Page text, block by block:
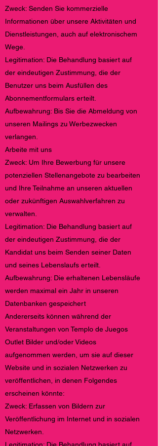
Zweck: Senden Sie kommerzielle
Informationen über unsere Aktivitäten und
Dienstleistungen, auch auf elektronischem
Wege.
Legitimation: Die Behandlung basiert auf
der eindeutigen Zustimmung, die der
Benutzer uns beim Ausfüllen des
Abonnementformulars erteilt.
Aufbewahrung: Bis Sie die Abmeldung von
unseren Mailings zu Werbezwecken
verlangen.
Arbeite mit uns
Zweck: Um Ihre Bewerbung für unsere
potenziellen Stellenangebote zu bearbeiten
und Ihre Teilnahme an unseren aktuellen
oder zukünftigen Auswahlverfahren zu
verwalten.
Legitimation: Die Behandlung basiert auf
der eindeutigen Zustimmung, die der
Kandidat uns beim Senden seiner Daten
und seines Lebenslaufs erteilt.
Aufbewahrung: Die erhaltenen Lebensläufe
werden maximal ein Jahr in unseren
Datenbanken gespeichert
Andererseits können während der
Veranstaltungen von Templo de Juegos
Outlet Bilder und/oder Videos
aufgenommen werden, um sie auf dieser
Website und in sozialen Netzwerken zu
veröffentlichen, in denen Folgendes
erscheinen könnte:
Zweck: Erfassen von Bildern zur
Veröffentlichung im Internet und in sozialen
Netzwerken.
Legitimation: Die Behandlung basiert auf